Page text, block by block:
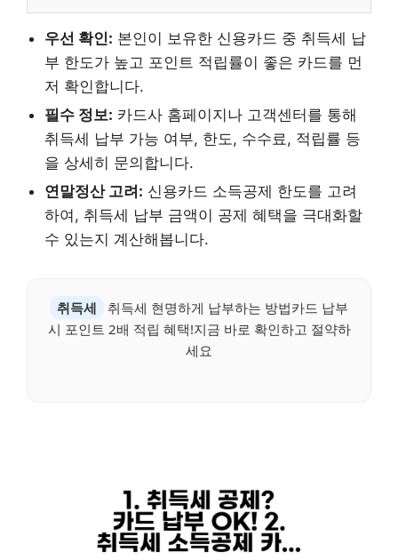
우선 확인: 본인이 보유한 신용카드 중 취득세 납
부 한도가 높고 포인트 적립률이 좋은 카드를 먼
저 확인합니다.
필수 정보: 카드사 홈페이지나 고객센터를 통해
취득세 납부 가능 여부, 한도, 수수료, 적립률 등
을 상세히 문의합니다.
연말정산 고려: 신용카드 소득공제 한도를 고려
하여, 취득세 납부 금액이 공제 혜택을 극대화할
수 있는지 계산해봅니다.
취득세
취득세 현명하게 납부하는 방법카드 납부
시 포인트 2배 적립 혜택!지금 바로 확인하고 절약하
세요